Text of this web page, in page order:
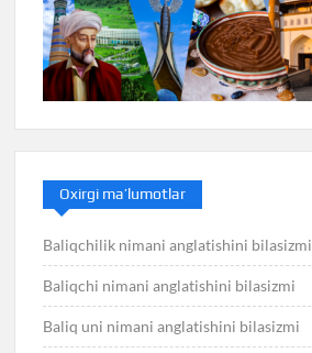
Oxirgi ma’lumotlar
Baliqchilik nimani anglatishini bilasizmi
Baliqchi nimani anglatishini bilasizmi
Baliq uni nimani anglatishini bilasizmi